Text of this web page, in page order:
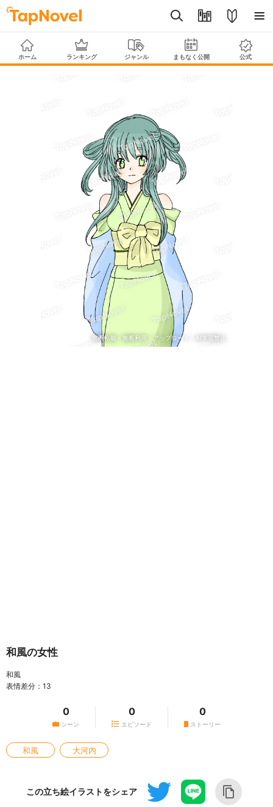
ホーム ランキング ジャンル まもなく公開 公式
無断転載・無断利用・アップロード・AI学習禁止
和風の女性
和風
表情差分：13
シーン
0
エピソード
0
ストーリー
0
和風 大河内
この立ち絵イラストをシェア